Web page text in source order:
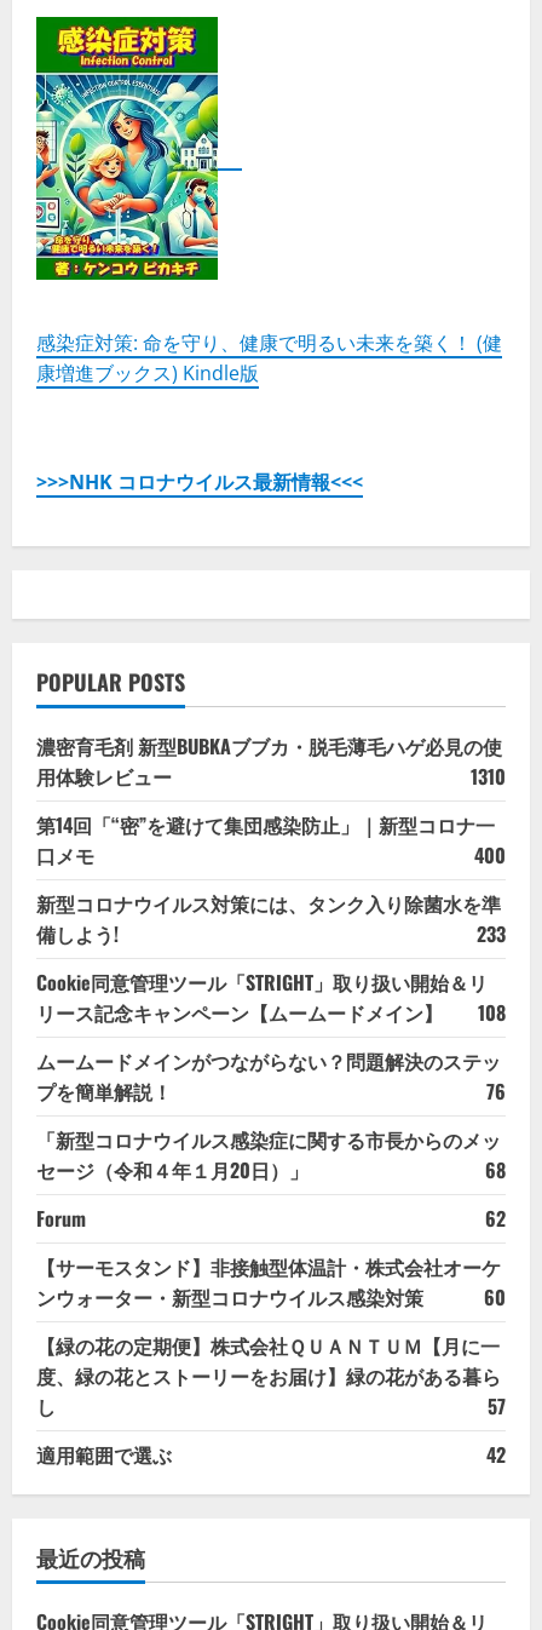
感染症対策: 命を守り、健康で明るい未来を築く！ (健
康増進ブックス) Kindle版
>>>NHK コロナウイルス最新情報<<<
POPULAR POSTS
濃密育毛剤 新型BUBKAブブカ・脱毛薄毛ハゲ必見の使
用体験レビュー
1310
第14回「“密”を避けて集団感染防止」｜新型コロナ一
口メモ
400
新型コロナウイルス対策には、タンク入り除菌水を準
備しよう!
233
Cookie同意管理ツール「STRIGHT」取り扱い開始＆リ
リース記念キャンペーン【ムームードメイン】
108
ムームードメインがつながらない？問題解決のステッ
プを簡単解説！
76
「新型コロナウイルス感染症に関する市長からのメッ
セージ（令和４年１月20日）」
68
Forum
62
【サーモスタンド】非接触型体温計・株式会社オーケ
ンウォーター・新型コロナウイルス感染対策
60
【緑の花の定期便】株式会社ＱＵＡＮＴＵＭ【月に一
度、緑の花とストーリーをお届け】緑の花がある暮ら
し
57
適用範囲で選ぶ
42
最近の投稿
Cookie同意管理ツール「STRIGHT」取り扱い開始＆リ